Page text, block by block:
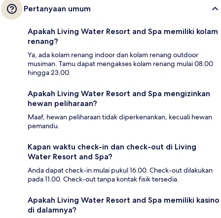
Pertanyaan umum
Apakah Living Water Resort and Spa memiliki kolam
renang?
Ya, ada kolam renang indoor dan kolam renang outdoor
musiman. Tamu dapat mengakses kolam renang mulai 08.00
hingga 23.00.
Apakah Living Water Resort and Spa mengizinkan
hewan peliharaan?
Maaf, hewan peliharaan tidak diperkenankan, kecuali hewan
pemandu.
Kapan waktu check-in dan check-out di Living
Water Resort and Spa?
Anda dapat check-in mulai pukul 16.00. Check-out dilakukan
pada 11.00. Check-out tanpa kontak fisik tersedia.
Apakah Living Water Resort and Spa memiliki kasino
di dalamnya?